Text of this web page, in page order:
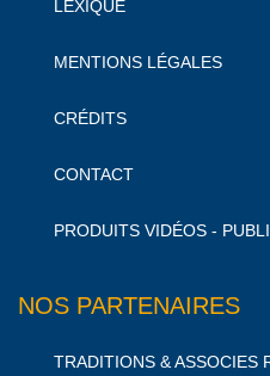
LEXIQUE
MENTIONS LÉGALES
CRÉDITS
CONTACT
PRODUITS VIDÉOS -
NOS PARTENAIRES
TRADITIONS & ASSOCIES